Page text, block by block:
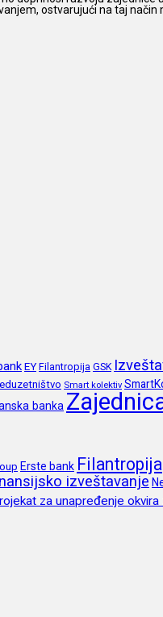
ostvarujući na taj način
EY Filantropija GSK
Smart kolektiv
banka
Erste bank Filantropija
izveštavanje
za unapređenje okvira